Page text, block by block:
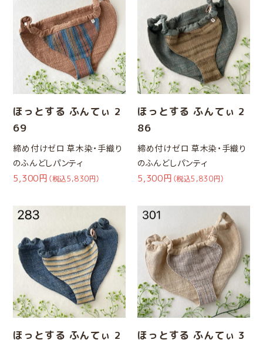
ほっとする ふんてぃ 2
69
締め付けゼロ 草木染・手織り
のふんどしパンティ
5,300円 （税込5,830円）
ほっとする ふんてぃ 2
86
締め付けゼロ 草木染・手織り
のふんどしパンティ
5,300円 （税込5,830円）
ほっとする ふんてぃ 2
ほっとする ふんてぃ 3